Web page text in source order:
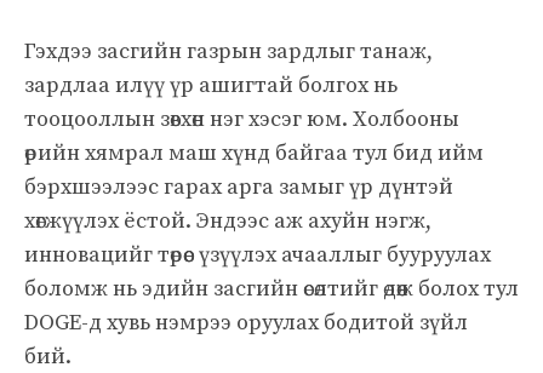
Гэхдээ засгийн газрын зардлыг танаж,
зардлаа илүү үр ашигтай болгох нь
тооцооллын зөвхөн нэг хэсэг юм. Холбооны
өрийн хямрал маш хүнд байгаа тул бид ийм
бэрхшээлээс гарах арга замыг үр дүнтэй
хөгжүүлэх ёстой. Эндээс аж ахуйн нэгж,
инновацийг төрөөс үзүүлэх ачааллыг бууруулах
боломж нь эдийн засгийн өсөлтийг өдөөж болох тул
DOGE-д хувь нэмрээ оруулах бодитой зүйл
бий.